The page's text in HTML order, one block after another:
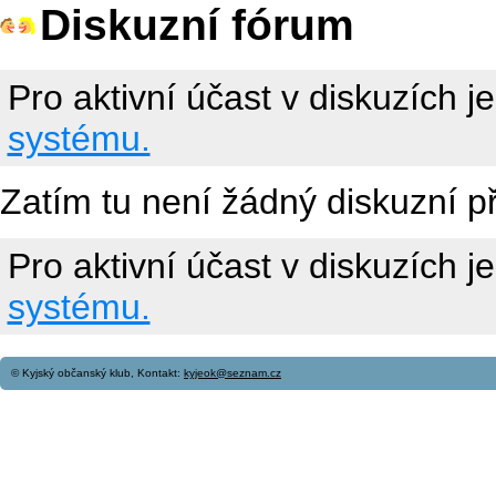
Diskuzní fórum
Pro aktivní účast v diskuzích
systému.
Zatím tu není žádný diskuzní
Pro aktivní účast v diskuzích
systému.
© Kyjský občanský klub, Kontakt: kyjeok@seznam.cz